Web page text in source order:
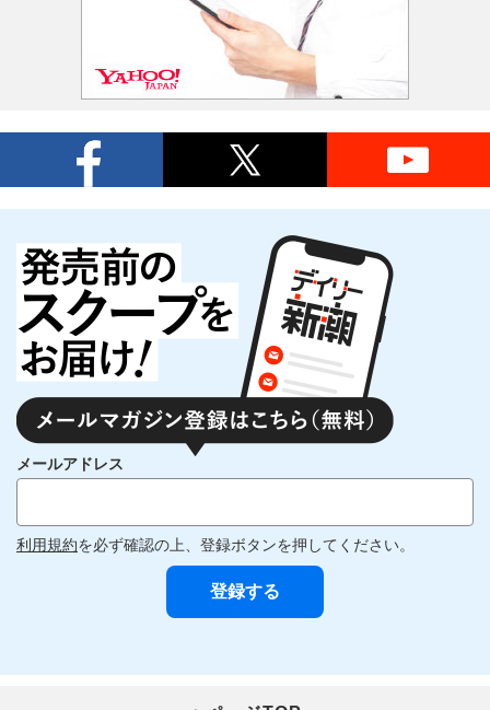
メールアドレス
利用規約を必ず確認の上、登録ボタンを押してください。